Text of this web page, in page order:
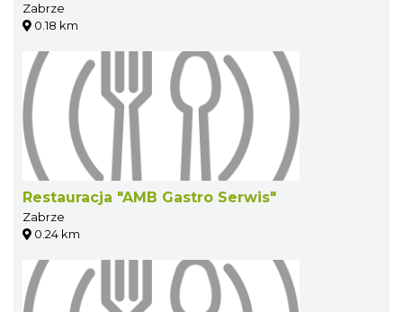
Zabrze
0.18 km
Restauracja "AMB Gastro Serwis"
Zabrze
0.24 km